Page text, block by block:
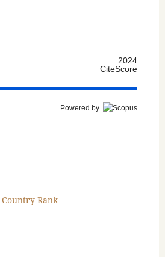
2024
CiteScore
Powered by